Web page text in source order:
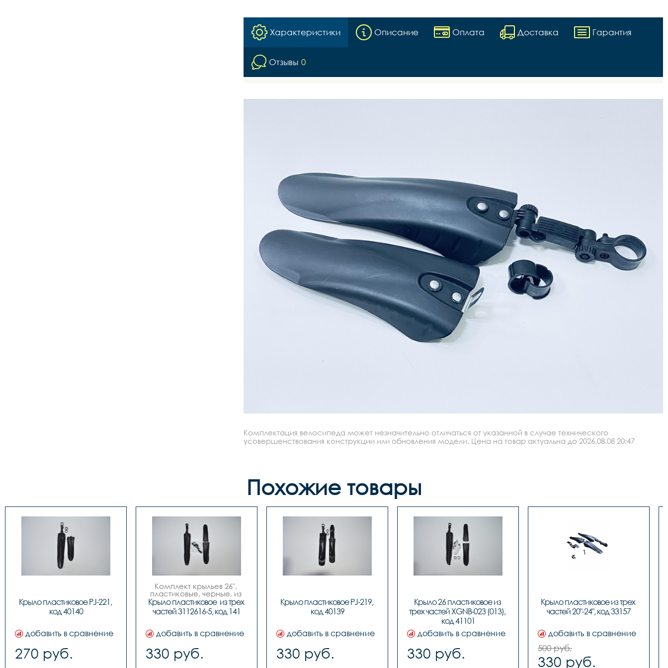
Характеристики Описание Оплата Доставка Гарантия
Отзывы 0
Комплектация велосипеда может незначительно отличаться от указанной в случае технического
усовершенствования конструкции или обновления модели. Цена на товар актуальна до 2026.08.08 20:47
Похожие товары
Крыло пластиковое PJ-221,
код 40140
добавить в сравнение
270 руб.
Комплект крыльев 26",
пластиковые, черные, из
трех частей.
Крыло пластиковое  из трех
частей 3112616-5, код 141
добавить в сравнение
330 руб.
Крыло пластиковое PJ-219,
код 40139
добавить в сравнение
330 руб.
Крыло 26 пластиковое из
трех частей XGNB-023 (013),
код 41101
добавить в сравнение
330 руб.
Крыло пластиковое из трех
частей 20"-24", код 33157
добавить в сравнение
500 руб.
330 руб.